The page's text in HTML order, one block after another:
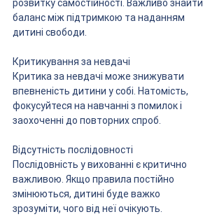
розвитку самостійності. Важливо знайти
баланс між підтримкою та наданням
дитині свободи.
Критикування за невдачі
Критика за невдачі може знижувати
впевненість дитини у собі. Натомість,
фокусуйтеся на навчанні з помилок і
заохоченні до повторних спроб.
Відсутність послідовності
Послідовність у вихованні є критично
важливою. Якщо правила постійно
змінюються, дитині буде важко
зрозуміти, чого від неї очікують.